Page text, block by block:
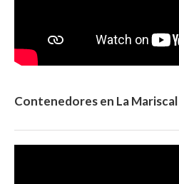
Contenedores en La Mariscal